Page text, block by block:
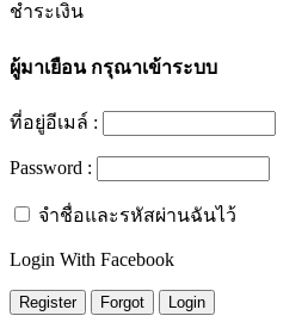
ชำระเงิน
ผู้มาเยือนกรุณาเข้าระบบ
ที่อยู่อีเมล์ :
Password :
จำชื่อและรหัสผ่านฉันไว้
Login With Facebook